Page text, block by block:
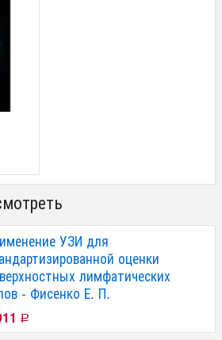
УЗИ для
оценки
лимфатических
- Фисенко Е. П.
Р